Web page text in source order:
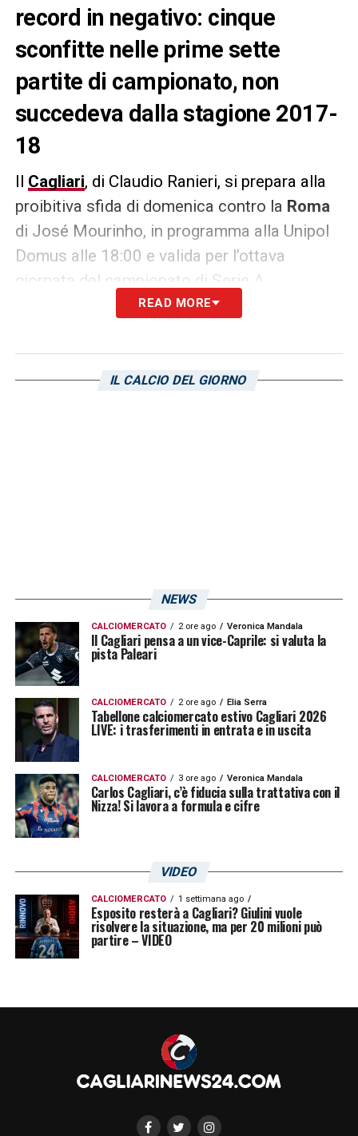
record in negativo: cinque
sconfitte nelle prime sette
partite di campionato, non
succedeva dalla stagione 2017-
18
Il Cagliari, di Claudio Ranieri, si prepara alla
proibitiva sfida di domenica contro la Roma
di José Mourinho, in programma alla Unipol
Domus alle 18:00 e valida per l’ottava
giornata del campionato di Serie A
203/2024. Come riportato da La Gazzetta
club rossoblù ha eguagliato unrecord in
negativo: cinque sconfitte nelle prime sette
READ MORE
IL CALCIO DEL GIORNO
NEWS
CALCIOMERCATO 2 ore ago Veronica Mandala
Il Cagliari pensa a un vice-Caprile: si valuta la
pista Paleari
CALCIOMERCATO 2 ore ago Elia Serra
Tabellone calciomercato estivo Cagliari 2026
LIVE: i trasferimenti in entrata e in uscita
CALCIOMERCATO 3 ore ago Veronica Mandala
Carlos Cagliari, c’è fiducia sulla trattativa con il
Nizza! Si lavora a formula e cifre
VIDEO
CALCIOMERCATO 1 settimana ago
Esposito resterà a Cagliari? Giulini vuole
risolvere la situazione, ma per 20 milioni può
partire – VIDEO